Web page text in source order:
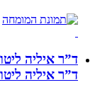
ד”ר איליה ליטובצ`יק
ד”ר איליה